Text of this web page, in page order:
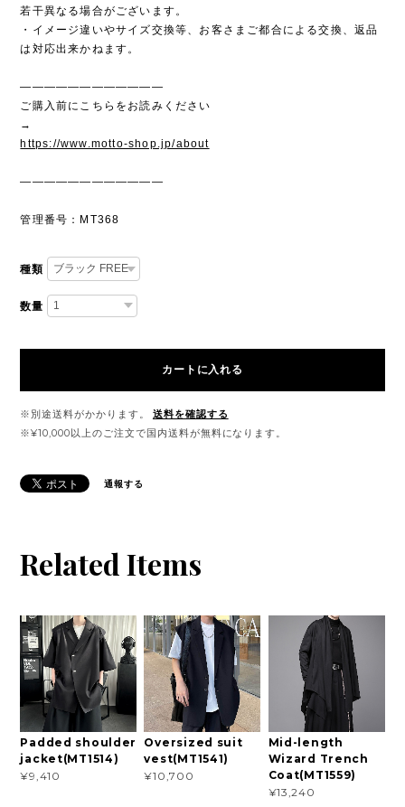
若干異なる場合がございます。
・イメージ違いやサイズ交換等、お客さまご都合による交換、返品
は対応出来かねます。
————————————
ご購入前にこちらをお読みください
→
https://www.motto-shop.jp/about
————————————
管理番号：MT368
種類
数量
カートに入れる
※別途送料がかかります。
送料を確認する
※¥10,000以上のご注文で国内送料が無料になります。
通報する
Related Items
Padded shoulder
jacket(MT1514)
¥9,410
Oversized suit
vest(MT1541)
¥10,700
Mid-length
Wizard Trench
Coat(MT1559)
¥13,240